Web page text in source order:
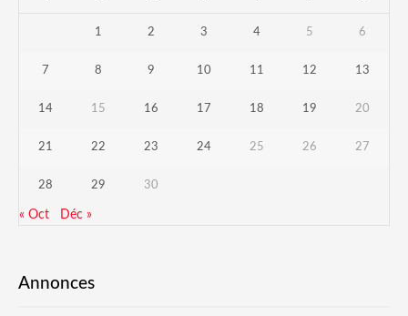
1 2 3 4 5 6
7 8 9 10 11 12 13
14 15 16 17 18 19 20
21 22 23 24 25 26 27
28 29 30
« Oct Déc »
Annonces